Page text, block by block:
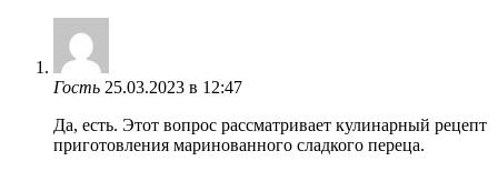
Гость 25.03.2023 в 12:47
Да, есть. Этот вопрос рассматривает кулинарный рецепт
приготовления маринованного сладкого переца.